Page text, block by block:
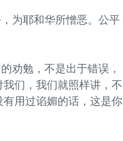
为耶和华所憎恶。公平
劝勉，不是出于错误，
们，我们就照样讲，不
用过谄媚的话，这是你